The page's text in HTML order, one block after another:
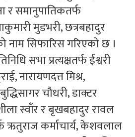
समानुपातिकतर्फ
मुडभरी, छत्रबहादुर
सिफारिस गरिएको छ ।
सभा प्रत्यक्षतर्फ ईश्वरी
नारायणदत्त मिश्र,
चौधरी, डाक्टर
स्वाँर र बृखबहादुर रावल
ऋतुराज कर्माचार्य, केशवलाल